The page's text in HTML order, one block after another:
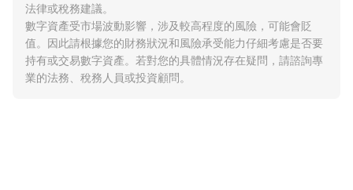
法律或稅務建議。
數字資產受市場波動影響，涉及較高程度的風險，可能會貶
值。因此請根據您的財務狀況和風險承受能力仔細考慮是否要
持有或交易數字資產。若對您的具體情況存在疑問，請諮詢專
業的法務、稅務人員或投資顧問。